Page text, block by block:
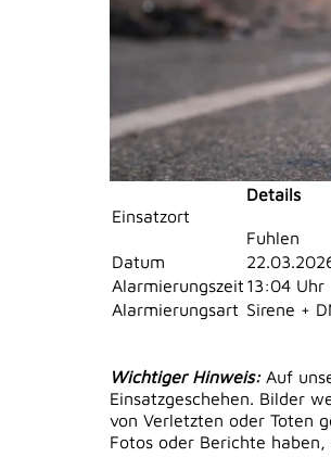
Einsatzort
Details
Fuhlen
Datum
Alarmierungszeit 13:04 Uhr
Alarmierungsart Sirene +
Wichtiger Hinweis: Auf
Einsatzgeschehen. Bilder
von Verletzten oder Toten
Fotos oder Berichte